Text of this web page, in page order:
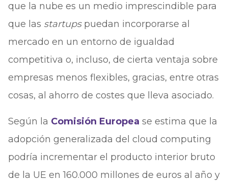
que la nube es un medio imprescindible para
que las startupspuedan incorporarse al
mercado en un entorno de igualdad
competitiva o, incluso, de cierta ventaja sobre
empresas menos flexibles, gracias, entre otras
cosas, al ahorro de costes que lleva asociado.
Según la Comisión Europea se estima que la
adopción generalizada del cloud computing
podría incrementar el producto interior bruto
de la UE en 160.000 millones de euros al año y